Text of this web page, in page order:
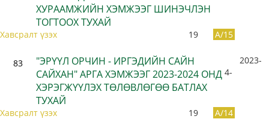
ХУРААМЖИЙН ХЭМЖЭЭГ ШИНЭЧЛЭН
ТОГТООХ ТУХАЙ
19 A/15
Хавсралт үзэх
83
"ЭРҮҮЛ ОРЧИН - ИРГЭДИЙН САЙН
САЙХАН" АРГА ХЭМЖЭЭГ 2023-2024 ОНД
ХЭРЭГЖҮҮЛЭХ ТӨЛӨВЛӨГӨӨ БАТЛАХ
ТУХАЙ
2023-
4-
19 A/14
Хавсралт үзэх